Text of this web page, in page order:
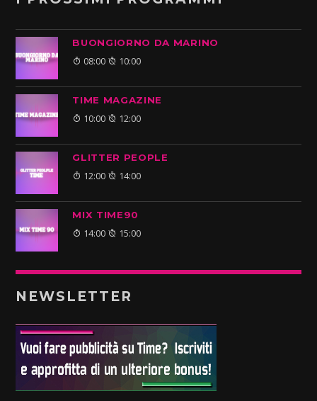
BUONGIORNO DA MARINO
08:00 10:00
TIME MAGAZINE
10:00 12:00
GLITTER PEOPLE
12:00 14:00
MIX TIME90
14:00 15:00
NEWSLETTER